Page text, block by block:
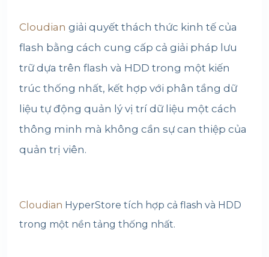
Cloudian giải quyết thách thức kinh tế của
flash bằng cách cung cấp cả giải pháp lưu
trữ dựa trên flash và HDD trong một kiến
trúc thống nhất, kết hợp với phân tầng dữ
liệu tự động quản lý vị trí dữ liệu một cách
thông minh mà không cần sự can thiệp của
quản trị viên.
Cloudian HyperStore tích hợp cả flash và HDD
trong một nền tảng thống nhất.